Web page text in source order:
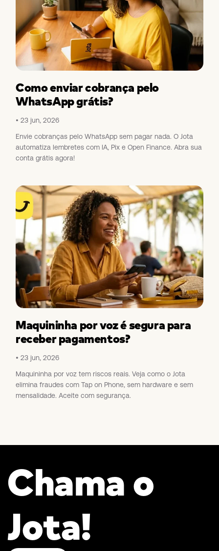
Como enviar cobrança pelo
WhatsApp grátis?
23 jun, 2026
Envie cobranças pelo WhatsApp sem pagar nada. O Jota
automatiza lembretes com IA, Pix e Open Finance. Abra sua
conta grátis agora!
Maquininha por voz é segura para
receber pagamentos?
23 jun, 2026
Maquininha por voz tem riscos reais. Veja como o Jota
elimina fraudes com Tap on Phone, sem hardware e sem
mensalidade. Aceite com segurança.
Chama o
Jota!